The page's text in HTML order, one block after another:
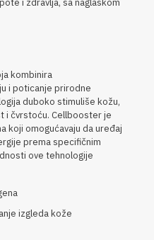
kombinira
i poticanje prirodne
duboko stimuliše kožu,
i čvrstoću. Cellbooster je
koji omogućavaju da uređaj
prema specifičnim
ove tehnologije
izgleda kože